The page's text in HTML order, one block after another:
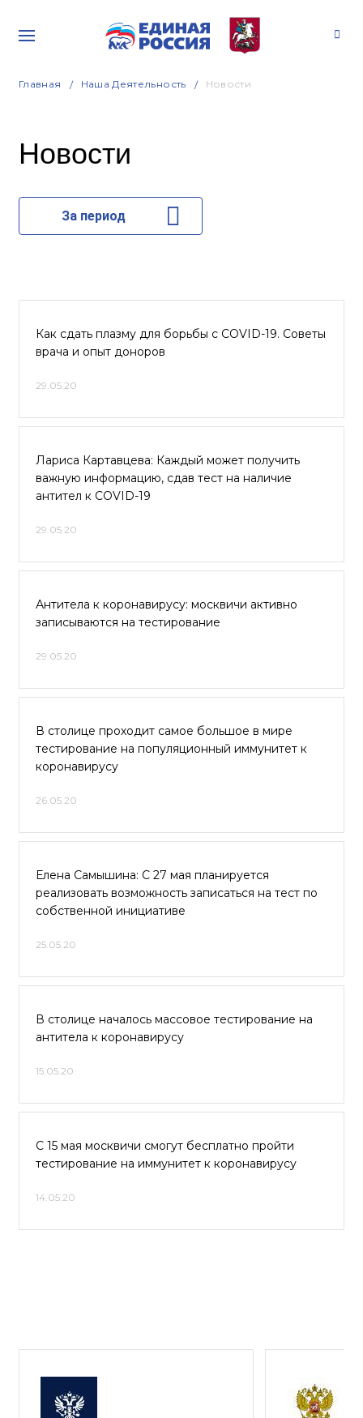
Главная Наша Деятельность Новости
Новости
За период
Как сдать плазму для борьбы с COVID-19. Советы
врача и опыт доноров
29.05.20
Лариса Картавцева: Каждый может получить
важную информацию, сдав тест на наличие
антител к COVID-19
29.05.20
Антитела к коронавирусу: москвичи активно
записываются на тестирование
29.05.20
В столице проходит самое большое в мире
тестирование на популяционный иммунитет к
коронавирусу
26.05.20
Елена Самышина: С 27 мая планируется
реализовать возможность записаться на тест по
собственной инициативе
25.05.20
В столице началось массовое тестирование на
антитела к коронавирусу
15.05.20
С 15 мая москвичи смогут бесплатно пройти
тестирование на иммунитет к коронавирусу
14.05.20